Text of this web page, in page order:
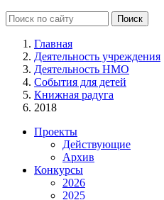
Главная
Деятельность учреждения
Деятельность НМО
События для детей
Книжная радуга
2018
Проекты
Действующие
Архив
Конкурсы
2026
2025